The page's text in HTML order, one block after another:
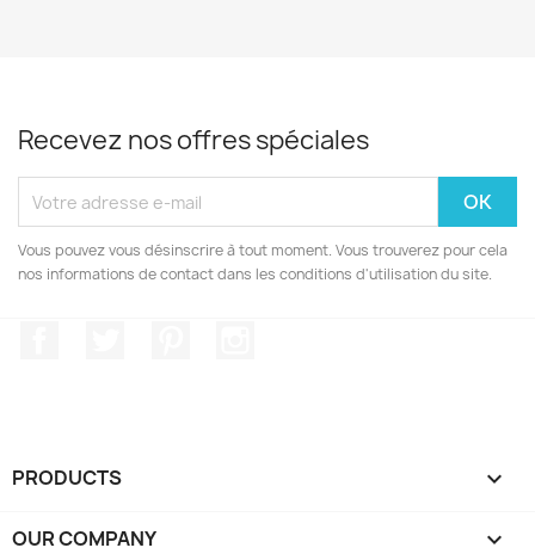
Recevez nos offres spéciales
Vous pouvez vous désinscrire à tout moment. Vous trouverez pour cela
nos informations de contact dans les conditions d'utilisation du site.
PRODUCTS 
OUR COMPANY 